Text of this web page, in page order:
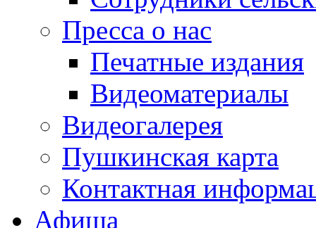
Пресса о нас
Печатные издания
Видеоматериалы
Видеогалерея
Пушкинская карта
Контактная
Афиша